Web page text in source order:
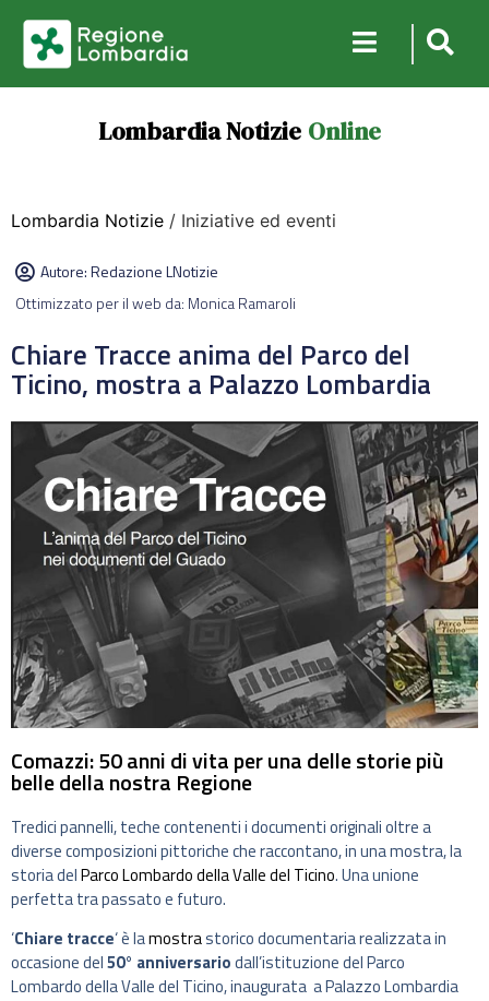
Lombardia Notizie Online
Lombardia Notizie / Iniziative ed eventi
Autore:Redazione LNotizie
Ottimizzato per il web da: Monica Ramaroli
Chiare Tracce anima del Parco del
Ticino, mostra a Palazzo Lombardia
Comazzi: 50 anni di vita per una delle storie più
belle della nostra Regione
Tredici pannelli, teche contenenti i documenti originali oltre a
diverse composizioni pittoriche che raccontano, in una mostra, la
storia delParco Lombardo della Valle del Ticino. Una unione
perfetta tra passato e futuro.
‘Chiare tracce‘ è lamostrastorico documentaria realizzata in
occasione del50° anniversariodall’istituzione del Parco
Lombardo della Valle del Ticino, inaugurata a Palazzo Lombardia